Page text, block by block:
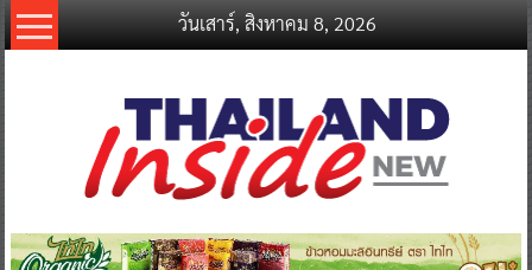
Skip
to
วันเสาร์, สิงหาคม 8, 2026
thailandinsidenew.com